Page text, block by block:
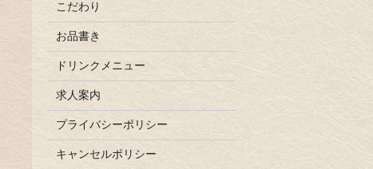
こだわり
お品書き
ドリンクメニュー
求人案内
プライバシーポリシー
キャンセルポリシー